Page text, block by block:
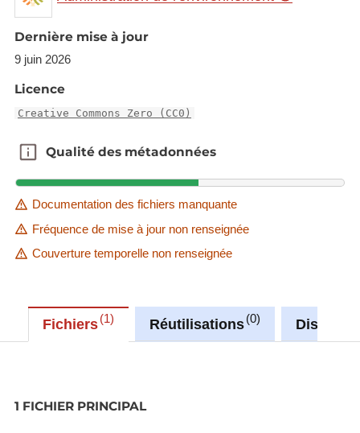
5 and 9 of Directive 2008/50/EC.
Description copied from
Dernière mise à jour
9 juin 2026
Licence
Creative Commons Zero (CC0)
Qualité des métadonnées
Qualité des métadonnées
Documentation des fichiers manquante
Fréquence de mise à jour non renseignée
Couverture temporelle non renseignée
Fichiers 1 Réutilisations 0
1 FICHIER PRINCIPAL